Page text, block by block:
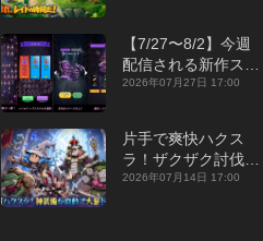
P】
【7/27〜8/2】今週
配信される新作スマ
ホゲームをまとめて
2026年07月27日 17:00
片手で爽快ハクス
ラ！ザクザク討伐し
て神装備を集める放
2026年07月14日 17:00